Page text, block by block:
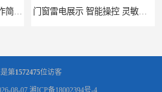
门窗雷电展示 智能操控 灵敏方便
第1572475位访客
08-07 湘ICP备18002394号-4